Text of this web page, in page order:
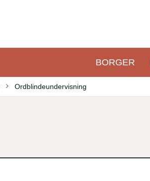
Primær
BORGER
Ordblindeundervisning